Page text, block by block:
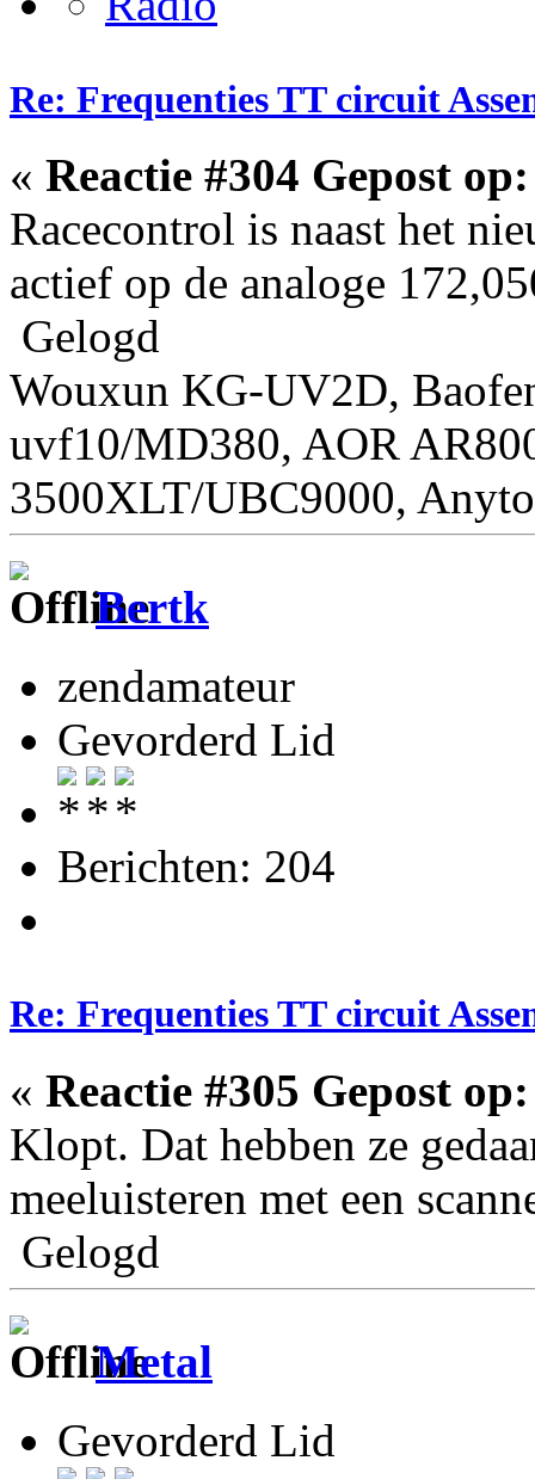
Re: Frequenties TT circuit
« Reactie #304 Gepost op:
Racecontrol is naast het
actief op de analoge
Gelogd
Wouxun KG-UV2D,
uvf10/MD380, AOR
3500XLT/UBC9000,
Bertk
zendamateur
Gevorderd Lid
Berichten: 204
Re: Frequenties TT circuit
« Reactie #305 Gepost op:
Klopt. Dat hebben ze
meeluisteren met een
Gelogd
Metal
Gevorderd Lid